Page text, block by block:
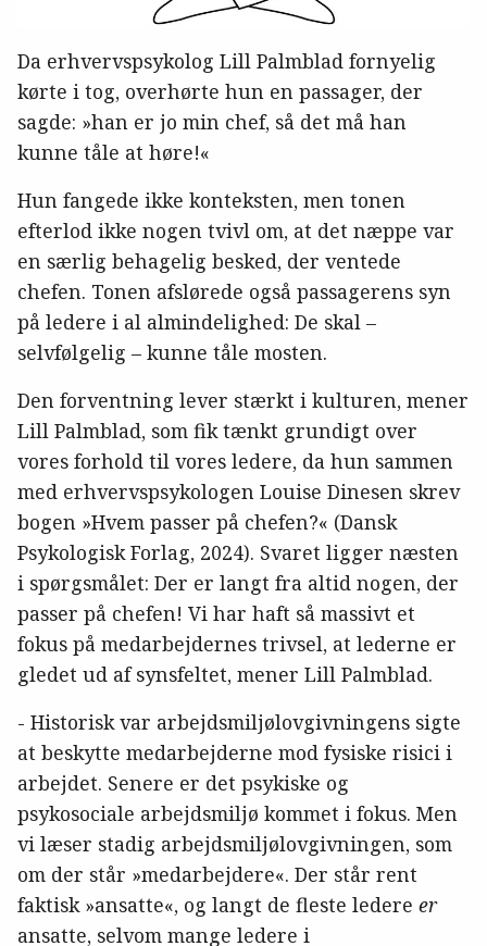
Da erhvervspsykolog Lill Palmblad fornyelig
kørte i tog, overhørte hun en passager, der
sagde: »han er jo min chef, så det må han
kunne tåle at høre!«
Hun fangede ikke konteksten, men tonen
efterlod ikke nogen tvivl om, at det næppe var
en særlig behagelig besked, der ventede
chefen. Tonen afslørede også passagerens syn
på ledere i al almindelighed: De skal –
selvfølgelig – kunne tåle mosten.
Den forventning lever stærkt i kulturen, mener
Lill Palmblad, som fik tænkt grundigt over
vores forhold til vores ledere, da hun sammen
med erhvervspsykologen Louise Dinesen skrev
bogen »Hvem passer på chefen?« (Dansk
Psykologisk Forlag, 2024). Svaret ligger næsten
i spørgsmålet: Der er langt fra altid nogen, der
passer på chefen! Vi har haft så massivt et
fokus på medarbejdernes trivsel, at lederne er
gledet ud af synsfeltet, mener Lill Palmblad.
- Historisk var arbejdsmiljølovgivningens sigte
at beskytte medarbejderne mod fysiske risici i
arbejdet. Senere er det psykiske og
psykosociale arbejdsmiljø kommet i fokus. Men
vi læser stadig arbejdsmiljølovgivningen, som
om der står »medarbejdere«. Der står rent
faktisk »ansatte«, og langt de fleste ledere er
ansatte, selvom mange ledere i